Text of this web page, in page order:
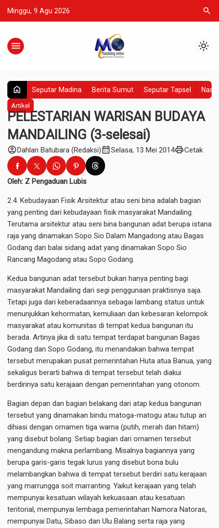
Minggu, 9 Agu 2026 search
menu light_mode
home Seputar Madina Berita Sumut Seputar Tapsel
Artikel
PELESTARIAN WARISAN BUDAYA
MANDAILING (3-selesai)
account_circleDahlan Batubara (Redaksi)calendar_monthSelasa, 13 Mei 2014printCetak
Oleh: Z Pengaduan Lubis
2.4. Kebudayaan Fisik Arsitektur atau seni bina adalah bagian
yang penting dari kebudayaan fisik masyarakat Mandailing.
Terutama arsitektur atau seni bina bangunan adat berupa istana
raja yang dinamakan Sopo Sio Dalam Mangadong atau Bagas
Godang dan balai sidang adat yang dinamakan Sopo Sio
Rancang Magodang atau Sopo Godang.
Kedua bangunan adat tersebut bukan hanya penting bagi
masyarakat Mandailing dari segi penggunaan praktisnya saja.
Tetapi juga dari keberadaannya sebagai lambang status untuk
menunjukkan kehormatan, kemuliaan dan kebesaran kelompok
masyarakat atau komunitas di tempat kedua bangunan itu
berada. Artinya jika di satu tempat terdapat bangunan Bagas
Godang dan Sopo Godang, itu menandakan bahwa tempat
tersebut merupakan pusat pemerintahan Huta atua Banua, yang
sekaligus berarti bahwa di tempat tersebut telah diakui
berdirinya satu kerajaan dengan pemerintahan yang otonom.
Bagian depan dan bagian belakang dari atap kedua bangunan
tersebut yang dinamakan bindu matoga-matogu atau tutup ari
dihiasi dengan ornamen tiga warna (putih, merah dan hitam)
yang disebut bolang. Setiap bagian dari ornamen tersebut
mengandung makna perlambang. Misalnya bagiannya yang
berupa garis-garis tegak lurus yang disebut bona bulu
melambangkan bahwa di tempat tersebut berdiri satu kerajaan
yang marrungga soit marranting. Yaikut kerajaan yang telah
mempunyai kesatuan wilayah kekuasaan atau kesatuan
teritorial, mempunyai lembaga pemerintahan Namora Natoras,
mempunyai Datu, Sibaso dan Ulu Balang serta raja yang